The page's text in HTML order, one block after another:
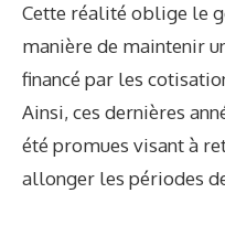
Cette réalité oblige le
manière de maintenir
financé par les
Ainsi, ces dernières
été promues visant à
allonger les périodes